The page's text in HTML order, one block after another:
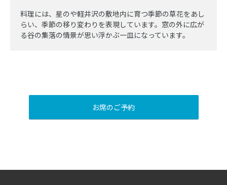
料理には、星のや軽井沢の敷地内に育つ季節の草花をあし
らい、季節の移り変わりを表現しています。窓の外に広が
る谷の集落の情景が思い浮かぶ一皿になっています。
お席のご予約